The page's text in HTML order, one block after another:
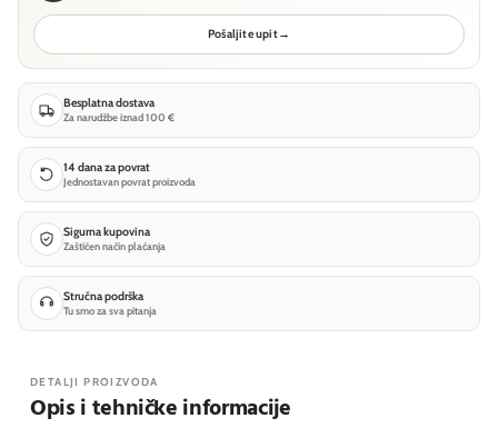
Pošaljite upit→
Besplatna dostava
Za narudžbe iznad 100 €
14 dana za povrat
Jednostavan povrat proizvoda
Sigurna kupovina
Zaštićen način plaćanja
Stručna podrška
Tu smo za sva pitanja
DETALJI PROIZVODA
Opis i tehničke informacije